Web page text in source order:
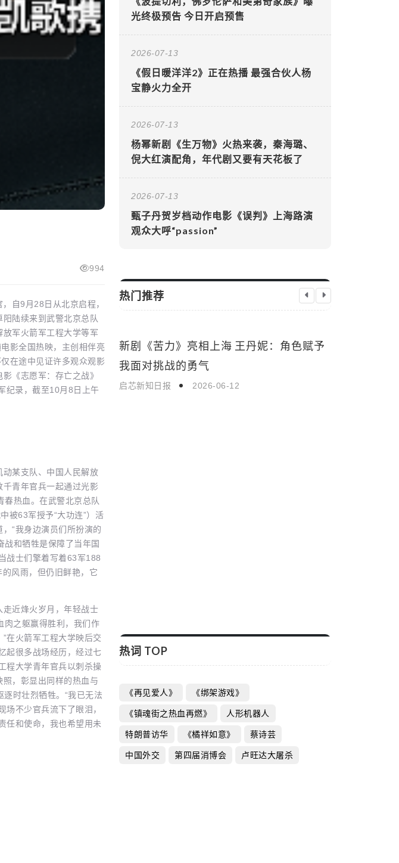
994
自9月28日从北京启程，
陆续来到武警北京总队
军火箭军工程大学等军
影全国热映，主创相伴亮
在途中见证许多观众观影
《志愿军：存亡之战》
纪录，截至10月8日上午
某支队、中国人民解放
青年官兵一起通过光影
春热血。在武警北京总队
被63军授予“大功连”）活
“我身边演员们所扮演的
战和牺牲是保障了当年国
战士们擎着写着63军188
风雨，但仍旧鲜艳，它
近烽火岁月，年轻战士
肉之躯赢得胜利，我们作
在火箭军工程大学映后交
起很多战场经历，经过七
程大学青年官兵以刺杀操
，彰显出同样的热血与
时壮烈牺牲。“我已无法
不少官兵流下了眼泪，
任和使命，我也希望用未
光终极预告 今日开启预售
2026-07-13
《假日暖洋洋2》正在热播 最强合伙人杨
宝静火力全开
2026-07-13
杨幂新剧《生万物》火热来袭，秦海璐、
倪大红演配角，年代剧又要有天花板了
2026-07-13
甄子丹贺岁档动作电影《误判》上海路演
观众大呼“passion”
热门推荐
时代变迁中的百姓
生活娱乐
热词 TOP
《再见爱人》 《绑架游戏》
《镇魂街之热血再燃》 人形机器人
特朗普访华 《橘祥如意》 蔡诗芸
中国外交 第四届消博会 卢旺达大屠杀